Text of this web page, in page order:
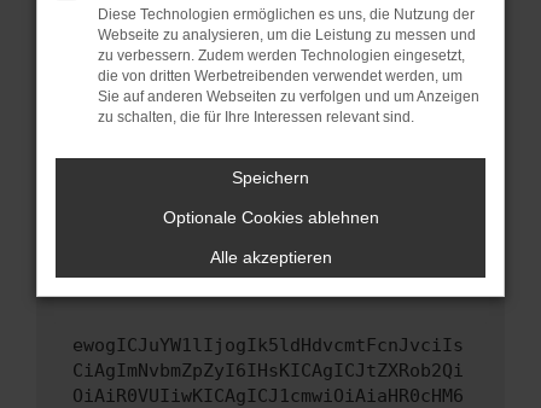
sind.
Veraltete Software birgt nicht nur ein
Sicherheitsrisiko, sondern kann auch dazu
führen, dass bestimmte Funktionen nicht mehr
unterstützt werden.
Wende dich an den Webseitenbetreiber.
Wenn du alle oben genannten Schritte versucht
hast, kontaktiere uns bitte. Wir werden
versuchen, das Problem zu beheben. Du kannst
uns diesen Text schicken, um uns bei der
ewogICJuYW1lIjogIk5ldHdvcmtFcnJvciIs
CiAgImNvbmZpZyI6IHsKICAgICJtZXRob2Qi
OiAiR0VUIiwKICAgICJ1cmwiOiAiaHR0cHM6
Diese Technologien ermöglichen es uns, die Nutzung der
Webseite zu analysieren, um die Leistung zu messen und
zu verbessern. Zudem werden Technologien eingesetzt,
die von dritten Werbetreibenden verwendet werden, um
Sie auf anderen Webseiten zu verfolgen und um Anzeigen
zu schalten, die für Ihre Interessen relevant sind.
Speichern
Optionale Cookies ablehnen
Alle akzeptieren